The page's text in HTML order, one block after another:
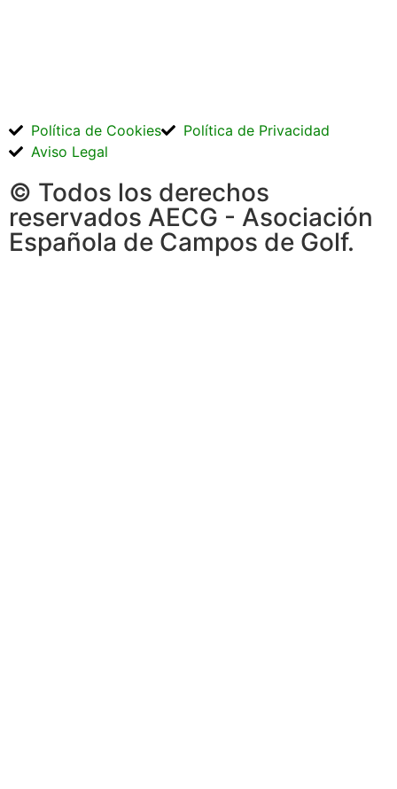
© Todos los derechos
reservados AECG - Asociación
Española de Campos de Golf.
Política de Cookies
Política de Privacidad
Aviso Legal